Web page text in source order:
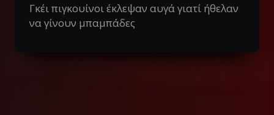
Γκέι πιγκουίνοι έκλεψαν αυγά γιατί ήθελαν
να γίνουν μπαμπάδες